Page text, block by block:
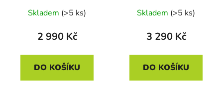
Skladem (>5 ks)
2 990 Kč
DO KOŠÍKU
Skladem (>5 ks)
3 290 Kč
DO KOŠÍKU